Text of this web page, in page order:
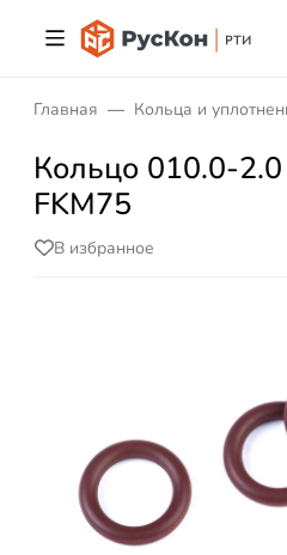
Главная Кольца и
Кольцо 010.0-
FKM75
В избранное